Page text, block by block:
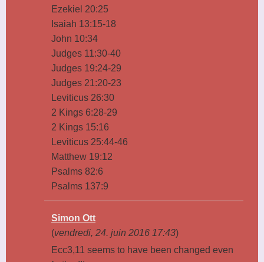
Ezekiel 20:25
Isaiah 13:15-18
John 10:34
Judges 11:30-40
Judges 19:24-29
Judges 21:20-23
Leviticus 26:30
2 Kings 6:28-29
2 Kings 15:16
Leviticus 25:44-46
Matthew 19:12
Psalms 82:6
Psalms 137:9
Simon Ott
(vendredi, 24. juin 2016 17:43)
Ecc3,11 seems to have been changed even